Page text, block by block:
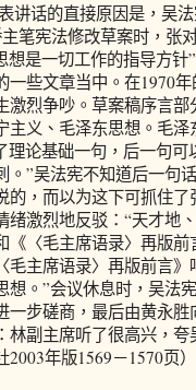
话的直接原因是，吴
笔宪法修改草案时，张
想是一切工作的指导方
些文章当中。在1970
烈争吵。草案稿序言
主义、毛泽东思想。毛
论基础一句，后一句可
。”吴法宪不知道后一句
的，而以为这下可抓住
绪激烈地反驳：“天才地
《〈毛主席语录〉再版
主席语录〉再版前言》
。”会议休息时，吴法
一步磋商，最后由黄永
副主席听了很高兴，
年版1569－1570页）